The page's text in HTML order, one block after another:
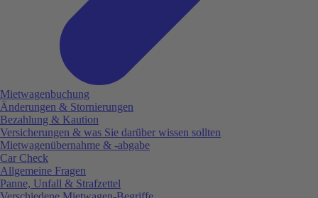
Mietwagenbuchung
Änderungen & Stornierungen
Bezahlung & Kaution
Versicherungen & was Sie darüber wissen sollten
Mietwagenübernahme & -abgabe
Car Check
Allgemeine Fragen
Panne, Unfall & Strafzettel